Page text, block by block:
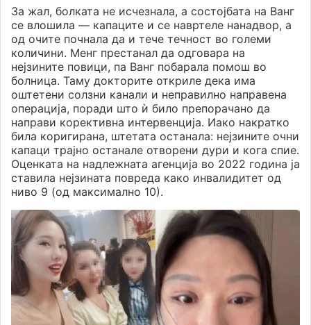
За жал, болката не исчезнала, а состојбата на Ванг
се влошила — капаците и се навртеле нанадвор, а
од очите почнала да и тече течност во големи
количини. Менг престанал да одговара на
нејзините повици, па Ванг побарала помош во
болница. Таму докторите откриле дека има
оштетени солзни канали и неправилно направена
операција, поради што ѝ било препорачано да
направи корективна интервенција. Иако накратко
била коригирана, штетата останала: нејзините очни
капаци трајно останале отворени дури и кога спие.
Оценката на надлежната агенција во 2022 година ја
ставила нејзината повреда како инвалидитет од
ниво 9 (од максимално 10).